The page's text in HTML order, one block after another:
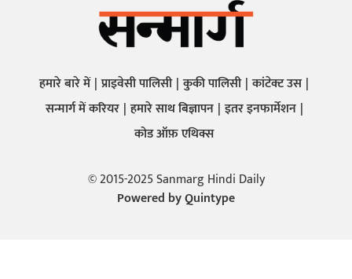
हमारे बारे में प्राइवेसी पालिसी कुकी पालिसी कांटेक्ट उस
सन्मार्ग में करियर हमारे साथ बिज्ञापन इतर इनफार्मेशन
कोड ऑफ़ एथिक्स
© 2015-2025 Sanmarg Hindi Daily
Powered byQuintype